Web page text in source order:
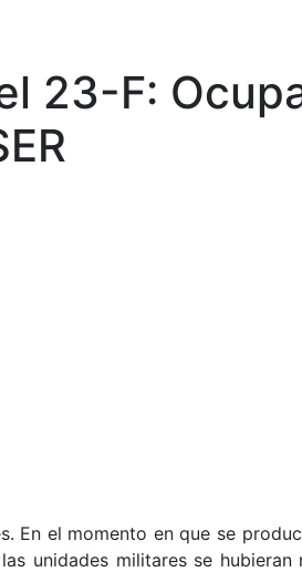
23-F:
En el momento en que se
unidades militares se